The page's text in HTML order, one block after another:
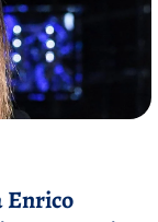
Enrico